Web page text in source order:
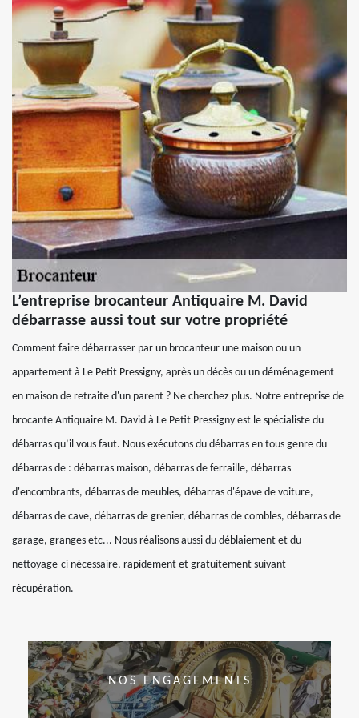
L’entreprise brocanteur Antiquaire M. David
débarrasse aussi tout sur votre propriété
Comment faire débarrasser par un brocanteur une maison ou un
appartement à Le Petit Pressigny, après un décès ou un déménagement
en maison de retraite d'un parent ? Ne cherchez plus. Notre entreprise de
brocante Antiquaire M. David à Le Petit Pressigny est le spécialiste du
débarras qu’il vous faut. Nous exécutons du débarras en tous genre du
débarras de : débarras maison, débarras de ferraille, débarras
d'encombrants, débarras de meubles, débarras d'épave de voiture,
débarras de cave, débarras de grenier, débarras de combles, débarras de
garage, granges etc... Nous réalisons aussi du déblaiement et du
nettoyage-ci nécessaire, rapidement et gratuitement suivant
récupération.
NOS ENGAGEMENTS